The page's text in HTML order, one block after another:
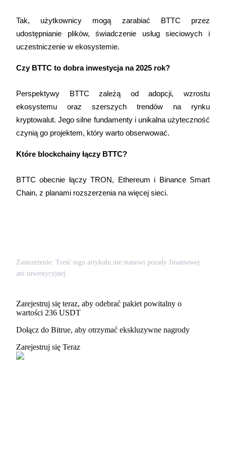
Zaloguj sie Zapisać się
Centrum
Pobierz
Bitrue
Tak, użytkownicy mogą zarabiać BTTC przez
udostępnianie plików, świadczenie usług sieciowych i
uczestniczenie w ekosystemie.
Czy BTTC to dobra inwestycja na 2025 rok?
Perspektywy BTTC zależą od adopcji, wzrostu
ekosystemu oraz szerszych trendów na rynku
kryptowalut. Jego silne fundamenty i unikalna użyteczność
czynią go projektem, który warto obserwować.
Które blockchainy łączy BTTC?
BTTC obecnie łączy TRON, Ethereum i Binance Smart
Chain, z planami rozszerzenia na więcej sieci.
Zastrzeżenie: Treść tego artykułu nie stanowi porady finansowej
ani inwestycyjnej.
Zarejestruj się teraz, aby odebrać pakiet powitalny o
wartości 236 USDT
Dołącz do Bitrue, aby otrzymać ekskluzywne nagrody
Zarejestruj się Teraz